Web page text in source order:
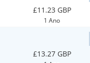
£11.23 GBP
1 Ano
£13.27 GBP